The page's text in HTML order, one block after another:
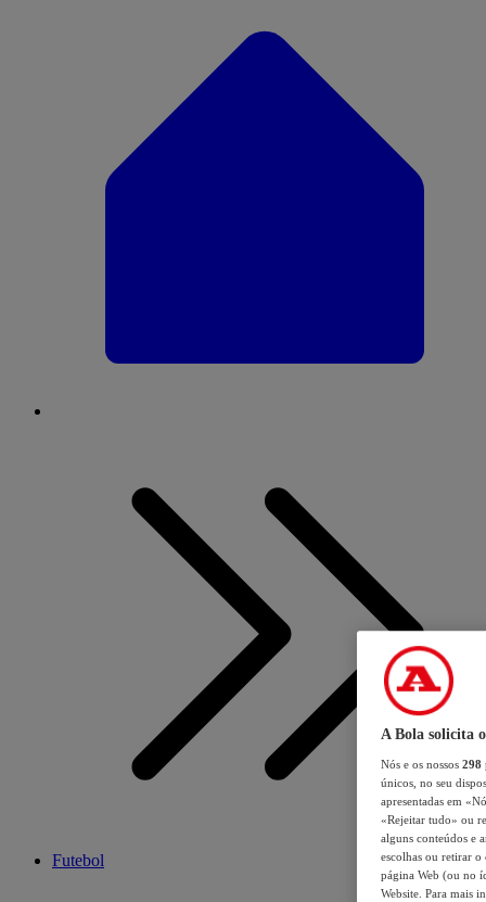
Futebol
A Bola solicita
Nós e os nossos 298
únicos, no seu
apresentadas em
«Rejeitar tudo» ou
alguns conteúdos e
escolhas ou retirar
página Web (ou no
Website. Para mais